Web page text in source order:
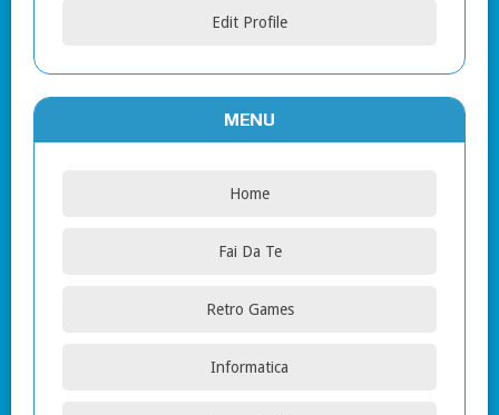
Edit Profile
MENU
Home
Fai Da Te
Retro Games
Informatica